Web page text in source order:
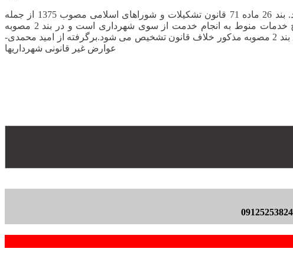
هیات عمومی دیوان عدالت اداری دریافت عوارض از اراضی محصور به دلیل عدم احداث بنا را غیرقانونی اعلام و این‌گونه نظر داد. بند 26 ماده 71 قانون تشکیلات و شوراهای اسلامی مصوب 1375 از جمله
وظایف شورای شهر تصویب نرخ خدمات ارائه شده توسط شهرداری و سازمانهای وابسته به آن است اما نظر به اینکه تعیین نرخ خدمات منوط به انجام خدمت از سوی شهرداری است و در بند 2 مصوبه
1384/12/20 شورای اسلامی مشهد شهرداری خدمتی به اراضی محصور ارائه نمی‌کند تا مجاز به وضع و دریافت عوارض باشد بنابراین بند 2 مصوبه مذکور خلاف قانون تشخیص می شود.برگرفته از امید محمدی-
عوارض غیر قانونی شهرداریها